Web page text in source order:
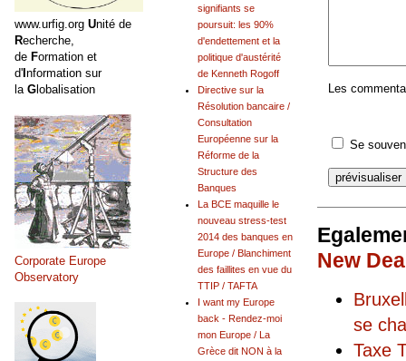
Les
Se
New
se
Taxe
signifiants se
poursuit: les 90%
d'endettement et la
politique d'austérité
de Kenneth Rogoff
Directive sur la
Résolution bancaire /
Consultation
Européenne sur la
Réforme de la
Structure des
Banques
La BCE maquille le
nouveau stress-test
2014 des banques en
Europe / Blanchiment
des faillites en vue du
TTIP / TAFTA
I want my Europe
back - Rendez-moi
mon Europe / La
Grèce dit NON à la
www.urfig.org Unité de
Recherche,
de Formation et
d'Information sur
la Globalisation
Corporate Europe
Observatory